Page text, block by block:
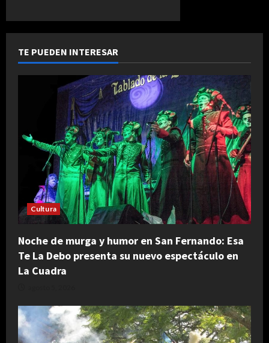
TE PUEDEN INTERESAR
Cultura
Noche de murga y humor en San Fernando: Esa
Te La Debo presenta su nuevo espectáculo en
La Cuadra